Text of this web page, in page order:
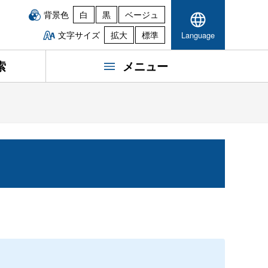
背景色 白 黒
ベージュ
文字サイズ
拡大 標準 Language
メニュー